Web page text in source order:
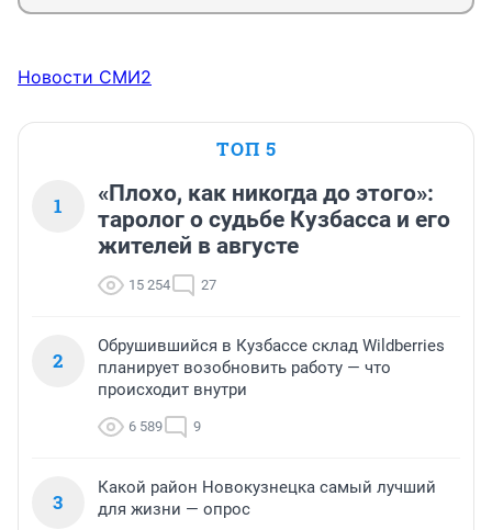
Новости СМИ2
ТОП 5
1
«Плохо, как никогда до этого»:
таролог о судьбе Кузбасса и его
жителей в августе
15 254 27
2
Обрушившийся в Кузбассе склад Wildberries
планирует возобновить работу — что
происходит внутри
6 589 9
3
Какой район Новокузнецка самый лучший
для жизни — опрос